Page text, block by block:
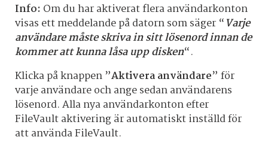
Info: Om du har aktiverat flera användarkonton
visas ett meddelande på datorn som säger “Varje
användaremåsteskrivainsittlösenordinnande
kommerattkunnalåsa uppdisken“.
Klicka på knappen ”Aktivera användare” för
varje användare och ange sedan användarens
lösenord. Alla nya användarkonton efter
FileVault aktivering är automatiskt inställd för
att använda FileVault.